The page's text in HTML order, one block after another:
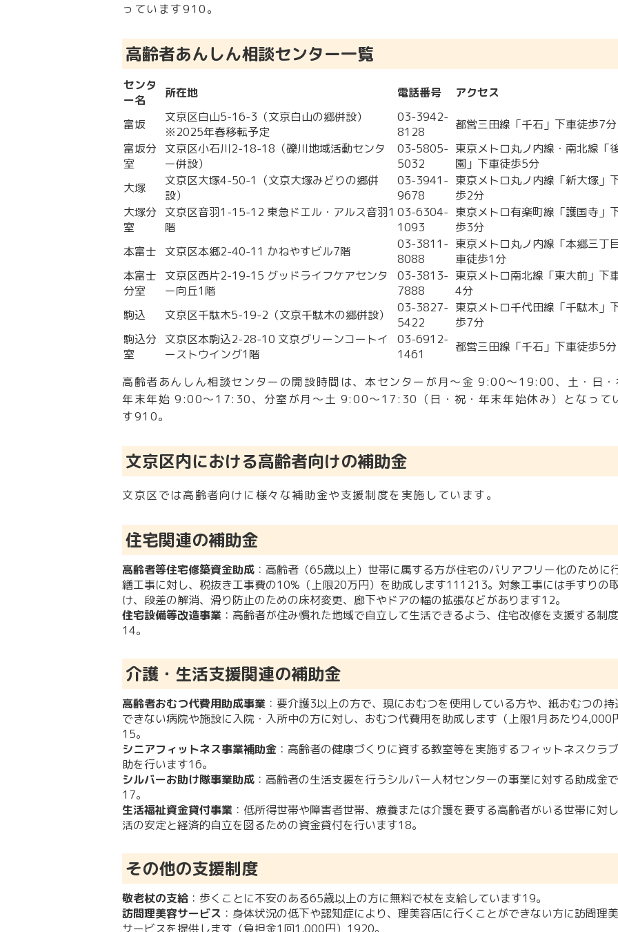
っています910。
高齢者あんしん相談センター一覧
センタ
ー名
所在地 電話番号 アクセス
富坂
文京区白山5-16-3（文京白山の郷併設）
※2025年春移転予定
03-3942-
8128
都営三田線「千石」下車徒歩7分
富坂分
室
文京区小石川2-18-18（礫川地域活動センタ
ー併設）
03-5805-
5032
東京メトロ丸ノ内線・南北線「
園」下車徒歩5分
大塚
文京区大塚4-50-1（文京大塚みどりの郷併
設）
03-3941-
9678
東京メトロ丸ノ内線「新大塚」
歩2分
大塚分
室
文京区音羽1-15-12 東急ドエル・アルス音羽1
階
03-6304-
1093
東京メトロ有楽町線「護国寺」
歩3分
本富士
文京区本郷2-40-11 かねやすビル7階
03-3811-
8088
東京メトロ丸ノ内線「本郷三丁
車徒歩1分
本富士
分室
文京区西片2-19-15 グッドライフケアセンタ
ー向丘1階
03-3813-
7888
東京メトロ南北線「東大前」下
4分
駒込
文京区千駄木5-19-2（文京千駄木の郷併設）
03-3827-
5422
東京メトロ千代田線「千駄木」
歩7分
駒込分
室
文京区本駒込2-28-10 文京グリーンコートイ
ーストウイング1階
03-6912-
1461
都営三田線「千石」下車徒歩5分
高齢者あんしん相談センターの開設時間は、本センターが月～金 9:00～19:00、土・日・
年末年始 9:00～17:30、分室が月～土 9:00～17:30（日・祝・年末年始休み）となって
す910。
文京区内における高齢者向けの補助金
文京区では高齢者向けに様々な補助金や支援制度を実施しています。
住宅関連の補助金
高齢者等住宅修築資金助成 ：高齢者（65歳以上）世帯に属する方が住宅のバリアフリー化のために
繕工事に対し、税抜き工事費の10%（上限20万円）を助成します11 1213。対象工事には手すりの
け、段差の解消、滑り防止のための床材変更、廊下やドアの幅の拡張などがあります12。
住宅設備等改造事業 ：高齢者が住み慣れた地域で自立して生活できるよう、住宅改修を支援する制
14。
介護・生活支援関連の補助金
高齢者おむつ代費用助成事業 ：要介護3以上の方で、現におむつを使用している方や、紙おむつの持
できない病院や施設に入院・入所中の方に対し、おむつ代費用を助成します（上限1月あたり4,000
15。
シニアフィットネス事業補助金 ：高齢者の健康づくりに資する教室等を実施するフィットネスクラ
助を行います16。
シルバーお助け隊事業助成 ：高齢者の生活支援を行うシルバー人材センターの事業に対する助成金
17。
生活福祉資金貸付事業 ：低所得世帯や障害者世帯、療養または介護を要する高齢者がいる世帯に対
活の安定と経済的自立を図るための資金貸付を行います18。
その他の支援制度
敬老杖の支給 ：歩くことに不安のある65歳以上の方に無料で杖を支給しています19。
訪問理美容サービス ：身体状況の低下や認知症により、理美容店に行くことができない方に訪問理
サービスを提供します（負担金1回1,000円） 1920。